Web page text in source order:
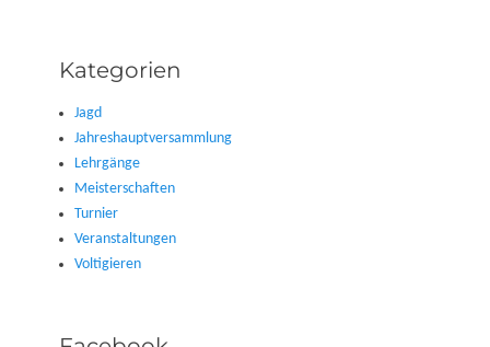
Kategorien
Jagd
Jahreshauptversammlung
Lehrgänge
Meisterschaften
Turnier
Veranstaltungen
Voltigieren